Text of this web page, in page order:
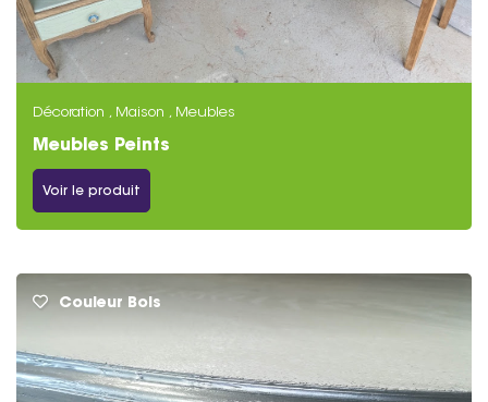
Décoration , Maison , Meubles
Meubles Peints
Voir le produit
Couleur Bois